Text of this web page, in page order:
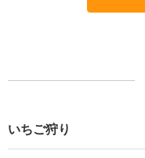
いちご狩り